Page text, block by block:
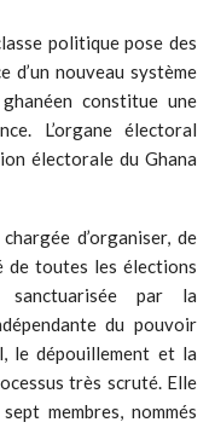
politique pose des
d’un nouveau système
constitue une
L’organe électoral
électorale du Ghana
d’organiser, de
toutes les élections
sanctuarisée par la
du pouvoir
le dépouillement et la
très scruté. Elle
membres, nommés